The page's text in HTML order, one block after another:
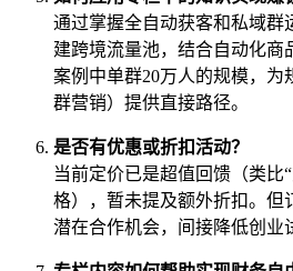
通过掌握全自动获客和私域群
建跨境流量池，结合自动化商
案例中单群20万人的规模，为
群营销）提供直接路径。
是否有优惠或折扣活动？
当前定价已是超值回馈（类比
格），暂未提及额外折扣。但
潜在合作机会，间接降低创业